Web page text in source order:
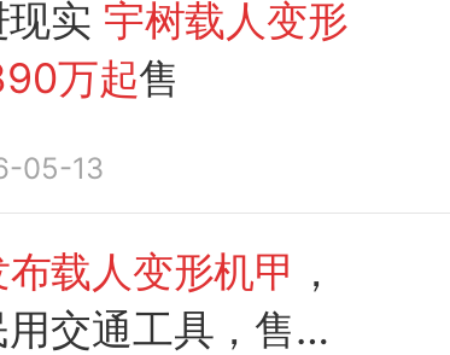
现实 宇树载人变形
万起售
05-13
载人变形机甲 ，
用交通工具，售价